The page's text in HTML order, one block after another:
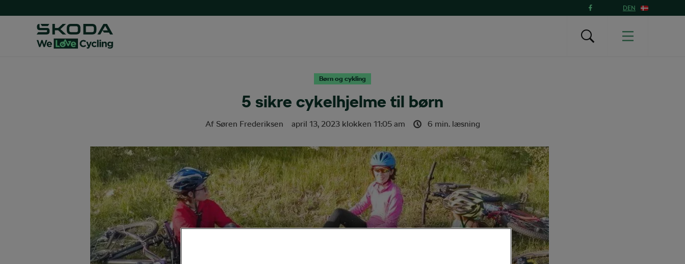
DEN
Børn og cykling
5 sikre cykelhjelme til børn
Af Søren Frederiksen april 13, 2023klokken 11:05 am 6 min. læsning